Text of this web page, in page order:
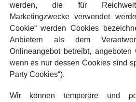
werden, die für
Marketingzwecke verwendet
Cookie“ werden Cookies
Anbietern als dem
Onlineangebot betreibt, angeboten
wenn es nur dessen Cookies sind
Party Cookies“).
Wir können temporäre und